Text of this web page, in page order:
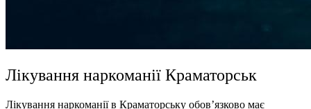
Лікування наркоманії Краматорськ
Лікування наркоманії в Краматорську обов’язково має